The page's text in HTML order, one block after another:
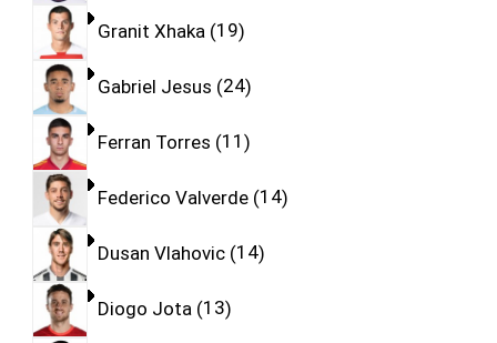
Granit Xhaka 19
Gabriel Jesus 24
Ferran Torres 11
Federico Valverde 14
Dusan Vlahovic 14
Diogo Jota 13